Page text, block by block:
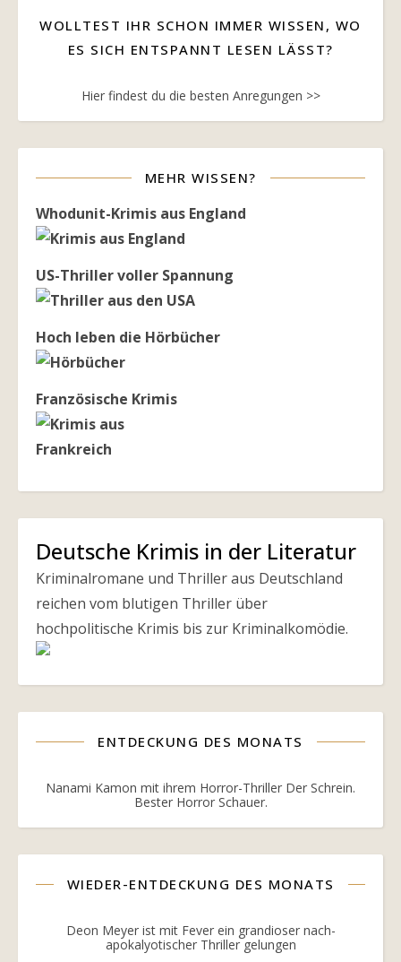
WOLLTEST IHR SCHON IMMER WISSEN, WO
ES SICH ENTSPANNT LESEN LÄSST?
Hier findest du die besten Anregungen >>
MEHR WISSEN?
Whodunit-Krimis aus England
US-Thriller voller Spannung
Hoch leben die Hörbücher
Französische Krimis
Deutsche Krimis in der Literatur
Kriminalromane und Thriller aus Deutschland
reichen vom blutigen Thriller über
hochpolitische Krimis bis zur Kriminalkomödie.
ENTDECKUNG DES MONATS
Nanami Kamon mit ihrem Horror-Thriller Der Schrein.
Bester Horror Schauer.
WIEDER-ENTDECKUNG DES MONATS
Deon Meyer ist mit Fever ein grandioser nach-
apokalyotischer Thriller gelungen